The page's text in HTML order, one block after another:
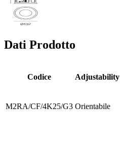
Dati Prodotto
Codice Adjustability
M2RA/CF/4K25/G3 Orientabile